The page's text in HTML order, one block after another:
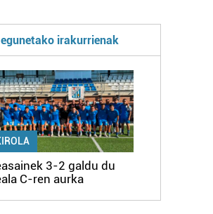
irakurrienak
3-2 galdu du
C-ren aurka